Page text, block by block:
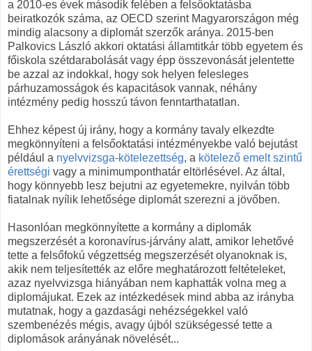
a 2010-es évek második felében a felsőoktatásba
beiratkozók száma, az OECD szerint Magyarországon még
mindig alacsony a diplomát szerzők aránya. 2015-ben
Palkovics László akkori oktatási államtitkár több egyetem és
főiskola szétdarabolását vagy épp összevonását jelentette
be azzal az indokkal, hogy sok helyen felesleges
párhuzamosságok és kapacitások vannak, néhány
intézmény pedig hosszú távon fenntarthatatlan.
Ehhez képest új irány, hogy a kormány tavaly elkezdte
megkönnyíteni a felsőoktatási intézményekbe való bejutást
például a nyelvvizsga-kötelezettség, a kötelező emelt szintű
érettségi vagy a minimumponthatár eltörlésével. Az által,
hogy könnyebb lesz bejutni az egyetemekre, nyilván több
fiatalnak nyílik lehetősége diplomát szerezni a jövőben.
Hasonlóan megkönnyítette a kormány a diplomák
megszerzését a koronavírus-járvány alatt, amikor lehetővé
tette a felsőfokú végzettség megszerzését olyanoknak is,
akik nem teljesítették az előre meghatározott feltételeket,
azaz nyelvvizsga hiányában nem kaphatták volna meg a
diplomájukat. Ezek az intézkedések mind abba az irányba
mutatnak, hogy a gazdasági nehézségekkel való
szembenézés mégis, avagy újból szükségessé tette a
diplomások arányának növelését...